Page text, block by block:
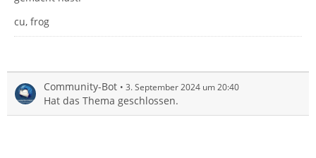
cu, frog
Community-Bot 3. September 2024 um 20:40
Hat das Thema geschlossen.